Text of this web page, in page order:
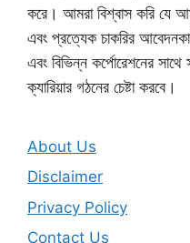
করে। আমরা বিশ্বাস করি যে
এবং প্রত্যেক চাকরির
এবং বিভিন্ন কর্পোরেশনের
ক্যারিয়ার গঠনের চেষ্টা করবে।
About Us
Disclaimer
Privacy Policy
Contact Us